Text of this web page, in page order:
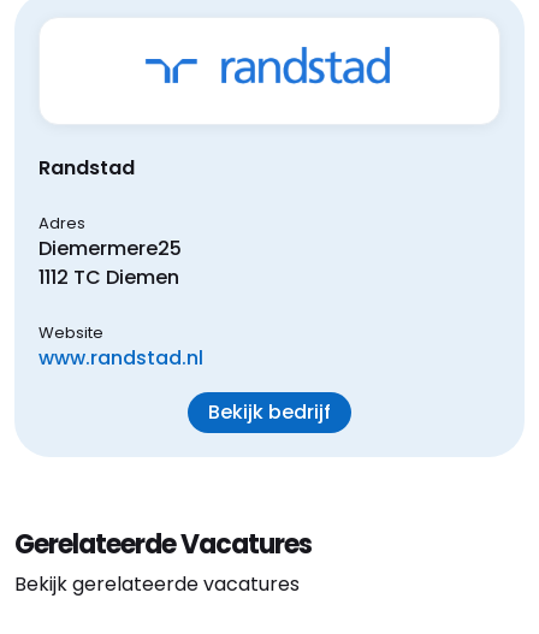
Randstad
Adres
Diemermere25
1112 TC Diemen
Website
www.randstad.nl
Bekijk bedrijf
Gerelateerde Vacatures
Bekijk gerelateerde vacatures